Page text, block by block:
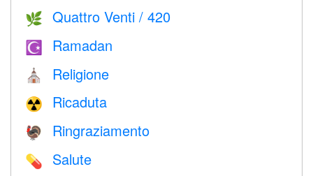
🌿 Quattro Venti / 420
☪️ Ramadan
⛪️ Religione
☢️ Ricaduta
🦃 Ringraziamento
💊 Salute